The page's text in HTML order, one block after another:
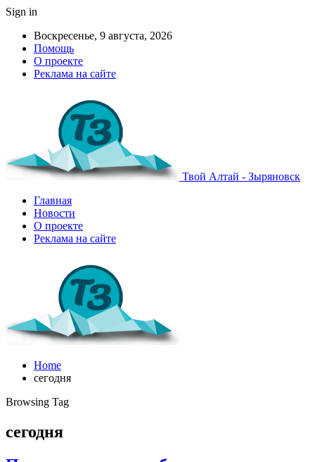
Sign in
Воскресенье, 9 августа, 2026
Помощь
О проекте
Реклама на сайте
Твой Алтай - Зыряновск
Главная
Новости
О проекте
Реклама на сайте
Home
сегодня
Browsing Tag
сегодня